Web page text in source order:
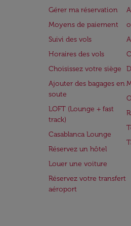
Gérer ma réservation
Moyens de paiement
Suivi des vols
Horaires des vols
Choisissez votre siège
Ajouter des bagages en
soute
LOFT (Lounge + fast
track)
Casablanca Lounge
Réservez un hôtel
Louer une voiture
Réservez votre transfert
aéroport